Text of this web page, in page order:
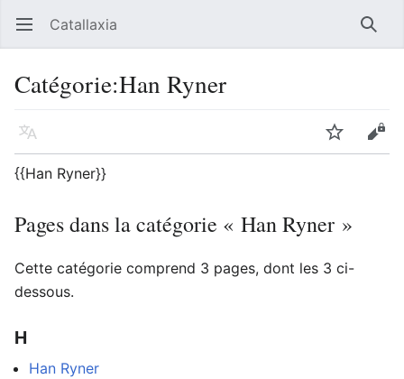
Ouvrir le menu principal Catallaxia
Catégorie:Han Ryner
Langue Suivre
{{Han Ryner}}
Pages dans la catégorie « Han Ryner »
Cette catégorie comprend 3 pages, dont les 3 ci-
dessous.
H
Han Ryner